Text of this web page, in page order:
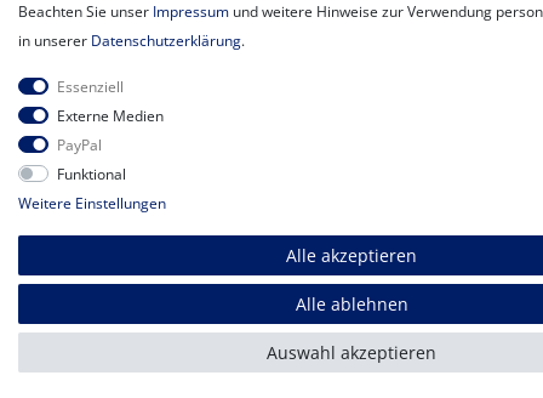
Beachten Sie unser Impressum und weitere Hinweise zur Verwendung
in unserer Daten­schutz­erklärung.
Essenziell
Externe Medien
PayPal
Funktional
Weitere Einstellungen
Alle akzeptieren
Alle ablehnen
Auswahl akzeptieren